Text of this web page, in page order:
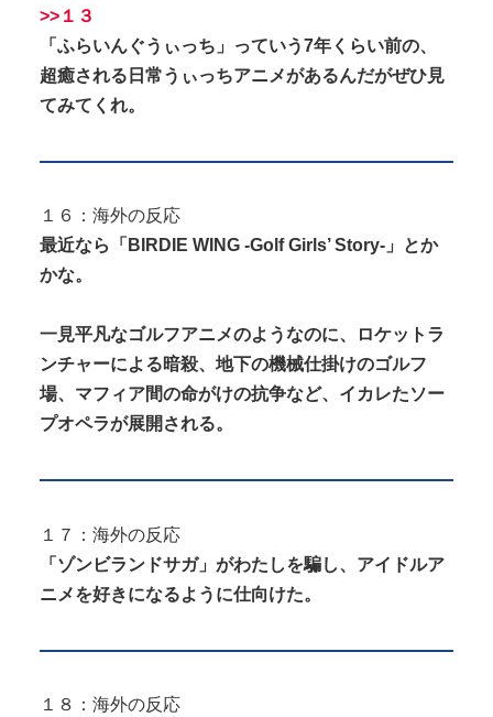
>>１３
「ふらいんぐうぃっち」っていう7年くらい前の、
超癒される日常うぃっちアニメがあるんだがぜひ見
てみてくれ。
１６：海外の反応
最近なら「BIRDIE WING -Golf Girls’ Story-」とか
かな。
一見平凡なゴルフアニメのようなのに、ロケットラ
ンチャーによる暗殺、地下の機械仕掛けのゴルフ
場、マフィア間の命がけの抗争など、イカレたソー
プオペラが展開される。
１７：海外の反応
「ゾンビランドサガ」がわたしを騙し、アイドルア
ニメを好きになるように仕向けた。
１８：海外の反応